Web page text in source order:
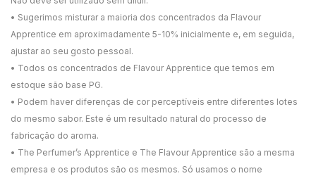
• Sugerimos misturar a maioria dos concentrados da Flavour
Apprentice em aproximadamente 5-10% inicialmente e, em seguida,
ajustar ao seu gosto pessoal.
• Todos os concentrados de Flavour Apprentice que temos em
estoque são base PG.
• Podem haver diferenças de cor perceptíveis entre diferentes lotes
do mesmo sabor. Este é um resultado natural do processo de
fabricação do aroma.
• The Perfumer’s Apprentice e The Flavour Apprentice são a mesma
empresa e os produtos são os mesmos. Só usamos o nome